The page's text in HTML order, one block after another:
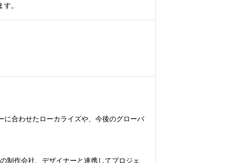
。
に合わせたローカライズや、今後のグローバ
制作会社、デザイナーと連携してプロジェ